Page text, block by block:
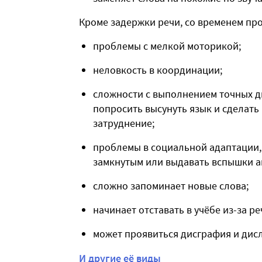
Кроме задержки речи, со временем
проблемы с мелкой моторикой;
неловкость в координации;
сложности с выполнением точных
попросить высунуть язык и
затруднение;
проблемы в социальной
замкнутым или выдавать вспышки
сложно запоминает новые слова;
начинает отставать в учёбе из-за
может проявиться дисграфия и
И другие её виды